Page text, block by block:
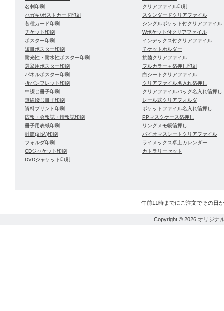
名刺印刷
ハガキ/ポストカード印刷
各種カード印刷
チケット印刷
ポスター印刷
短冊ポスター印刷
耐光性・耐水性ポスター印刷
選挙用ポスター印刷
パネルポスター印刷
折パンフレット印刷
中綴じ冊子印刷
無線綴じ冊子印刷
資料プリント印刷
広報・会報誌・情報誌印刷
冊子用表紙印刷
封筒(刷込)印刷
フォルダ印刷
CDジャケット印刷
DVDジャケット印刷
クリアファイル印刷
スタンダードクリアファイル
シングルポケット付クリアファイル
Wポケット付クリアファイル
インデックス付クリアファイル
チケットホルダー
抗菌クリアファイル
フルカラー＋箔押し印刷
白シートクリアファイル
クリアファイル名入れ箔押し
クリアファイルバッグ名入れ箔押し
レール式クリアフォルダ
ポケットファイル名入れ箔押し
PPマスクケース箔押し
リングメモ帳箔押し
バイオマスシートクリアファイル
ライメックス卓上カレンダー
カトラリーセット
午前11時までにご注文でその日
Copyright © 2026 オリジナ